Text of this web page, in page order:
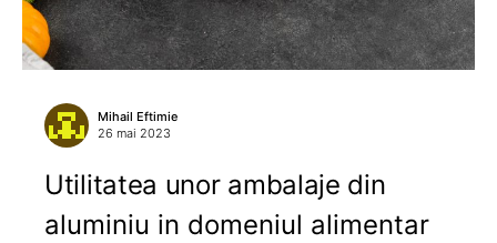
Mihail Eftimie
26 mai 2023
Utilitatea unor ambalaje din
aluminiu in domeniul alimentar